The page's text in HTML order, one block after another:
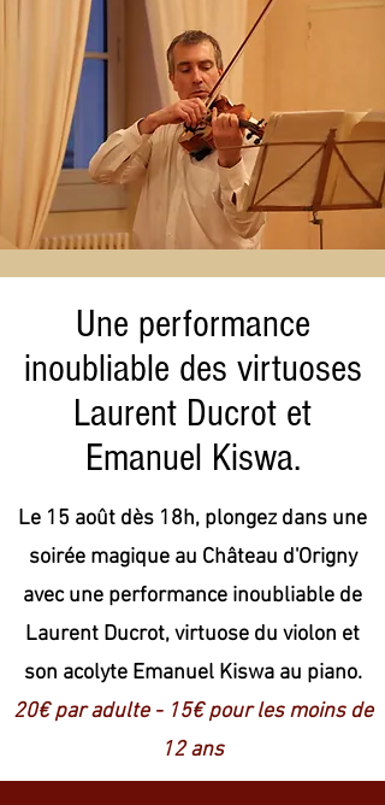
Une performance
inoubliable des virtuoses
Laurent Ducrot et
Emanuel Kiswa.
Le 15 août dès 18h, plongez dans une
soirée magique au Château d'Origny
avec une performance inoubliable de
Laurent Ducrot, virtuose du violon et
son acolyte Emanuel Kiswa au piano.
20€ par adulte - 15€ pour les moins de
12 ans